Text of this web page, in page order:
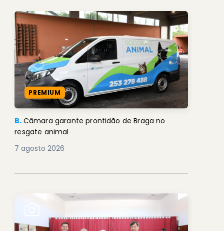
PREMIUM
B. Câmara garante prontidão de Braga no
resgate animal
7 agosto 2026